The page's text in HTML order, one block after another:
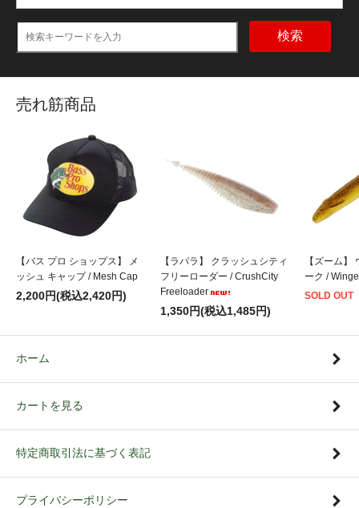
検索
売れ筋商品
【バス プロ ショップス】 メ
ッシュ キャップ / Mesh Cap
2,200円(税込2,420円)
【ラパラ】 クラッシュシティ
フリーローダー / CrushCity
Freeloader
1,350円(税込1,485円)
【ズーム】
ーク /
SOLD OUT
ホーム
カートを見る
特定商取引法に基づく表記
プライバシーポリシー